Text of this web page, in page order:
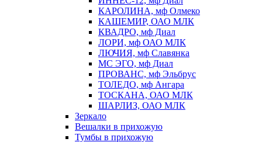
КАРОЛИНА, мф Олмеко
КАШЕМИР, ОАО МЛК
КВАДРО, мф Диал
ЛОРИ, мф ОАО МЛК
ЛЮЧИЯ, мф Славянка
МС ЭГО, мф Диал
ПРОВАНС, мф Эльбрус
ТОЛЕДО, мф Ангара
ТОСКАНА, ОАО МЛК
ШАРЛИЗ, ОАО МЛК
Зеркало
Вешалки в прихожую
Тумбы в прихожую